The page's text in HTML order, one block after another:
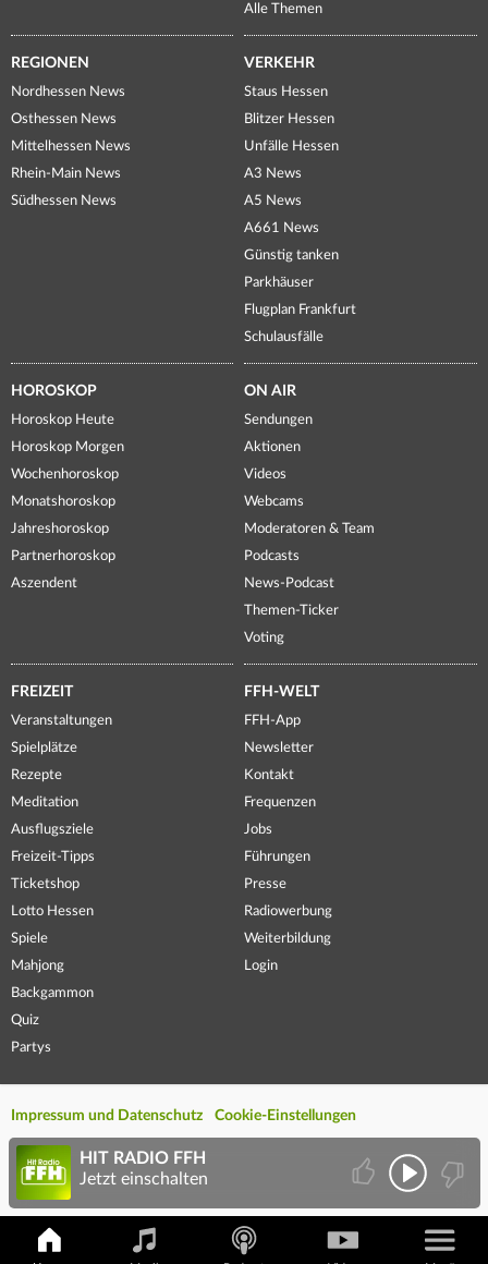
Alle Themen
REGIONEN
Nordhessen News
Osthessen News
Mittelhessen News
Rhein-Main News
Südhessen News
VERKEHR
Staus Hessen
Blitzer Hessen
Unfälle Hessen
A3 News
A5 News
A661 News
Günstig tanken
Parkhäuser
Flugplan Frankfurt
Schulausfälle
HOROSKOP
Horoskop Heute
Horoskop Morgen
Wochenhoroskop
Monatshoroskop
Jahreshoroskop
Partnerhoroskop
Aszendent
ON AIR
Sendungen
Aktionen
Videos
Webcams
Moderatoren & Team
Podcasts
News-Podcast
Themen-Ticker
Voting
FREIZEIT
Veranstaltungen
Spielplätze
Rezepte
Meditation
Ausflugsziele
Freizeit-Tipps
Ticketshop
Lotto Hessen
Spiele
Mahjong
Backgammon
Quiz
Partys
FFH-WELT
FFH-App
Newsletter
Kontakt
Frequenzen
Jobs
Führungen
Presse
Radiowerbung
Weiterbildung
Login
Impressum und Datenschutz Cookie-Einstellungen
HIT RADIO FFH
Jetzt einschalten